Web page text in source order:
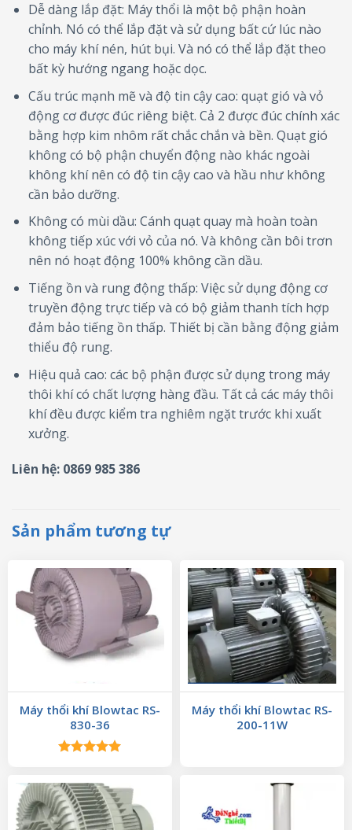
Dễ dàng lắp đặt: Máy thổi là một bộ phận hoàn
chỉnh. Nó có thể lắp đặt và sử dụng bất cứ lúc nào
cho máy khí nén, hút bụi. Và nó có thể lắp đặt theo
bất kỳ hướng ngang hoặc dọc.
Cấu trúc mạnh mẽ và độ tin cậy cao: quạt gió và vỏ
động cơ được đúc riêng biệt. Cả 2 được đúc chính xác
bằng hợp kim nhôm rất chắc chắn và bền. Quạt gió
không có bộ phận chuyển động nào khác ngoài
không khí nên có độ tin cậy cao và hầu như không
cần bảo dưỡng.
Không có mùi dầu: Cánh quạt quay mà hoàn toàn
không tiếp xúc với vỏ của nó. Và không cần bôi trơn
nên nó hoạt động 100% không cần dầu.
Tiếng ồn và rung động thấp: Việc sử dụng động cơ
truyền động trực tiếp và có bộ giảm thanh tích hợp
đảm bảo tiếng ồn thấp. Thiết bị cần bằng động giảm
thiểu độ rung.
Hiệu quả cao: các bộ phận được sử dụng trong máy
thôi khí có chất lượng hàng đầu. Tất cả các máy thôi
khí đều được kiểm tra nghiêm ngặt trước khi xuất
xưởng.
Liên hệ: 0869 985 386
Sản phẩm tương tự
Máy thổi khí Blowtac RS-
830-36
5 sao
Máy thổi khí Blowtac RS-
200-11W